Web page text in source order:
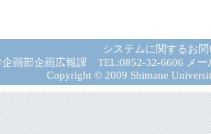
システムに関するお
画部企画広報課 TEL:0852-32-6606 メー
Copyright © 2009 Shimane